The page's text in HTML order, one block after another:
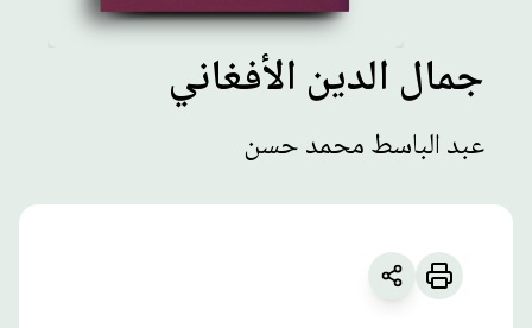
مطبوعات
جمال الدين
الأفغاني
جمال الدين الأفغاني
عبد الباسط محمد حسن